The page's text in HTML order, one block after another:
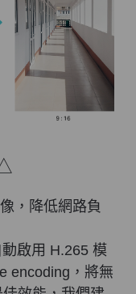
，降低網路負
啟用 H.265 模
encoding，將無